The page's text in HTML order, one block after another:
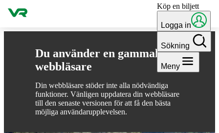
Du använder en gammal
webbläsare
Din webbläsare stöder inte alla nödvändiga
funktioner. Vänligen uppdatera din webbläsare
till den senaste versionen för att få den bästa
möjliga användarupplevelsen.
Gå till innehållet Köp en biljett
Logga in
Sökning
Meny